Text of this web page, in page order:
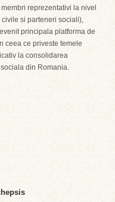
reprezentativi la nivel
si parteneri sociali),
principala platforma de
ceea ce priveste temele
la consolidarea
din Romania.